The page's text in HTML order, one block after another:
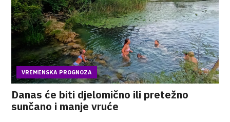
VREMENSKA PROGNOZA
Danas će biti djelomično ili pretežno
sunčano i manje vruće